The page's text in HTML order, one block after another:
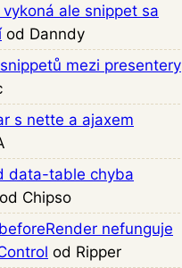
ale snippet sa
od Danndy
mezi presentery
s nette a ajaxem
data-table chyba
od Chipso
nefunguje
od Ripper